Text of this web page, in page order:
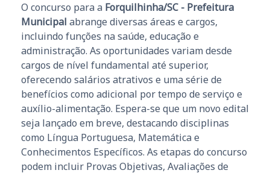
O concurso para a Forquilhinha/SC - Prefeitura
Municipal abrange diversas áreas e cargos,
incluindo funções na saúde, educação e
administração. As oportunidades variam desde
cargos de nível fundamental até superior,
oferecendo salários atrativos e uma série de
benefícios como adicional por tempo de serviço e
auxílio-alimentação. Espera-se que um novo edital
seja lançado em breve, destacando disciplinas
como Língua Portuguesa, Matemática e
Conhecimentos Específicos. As etapas do concurso
podem incluir Provas Objetivas, Avaliações de